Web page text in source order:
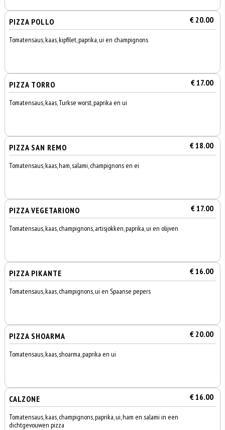
PIZZA POLLO € 20.00
Tomatensaus, kaas, kipfilet, paprika, ui en champignons
PIZZA TORRO € 17.00
Tomatensaus, kaas, Turkse worst, paprika en ui
PIZZA SAN REMO € 18.00
Tomatensaus, kaas, ham, salami, champignons en ei
PIZZA VEGETARIONO € 17.00
Tomatensaus, kaas, champignons, artisjokken, paprika, ui en olijven
PIZZA PIKANTE € 16.00
Tomatensaus, kaas, champignons, ui en Spaanse pepers
PIZZA SHOARMA € 20.00
Tomatensaus, kaas, shoarma, paprika en ui
CALZONE € 16.00
Tomatensaus, kaas, champignons, paprika, ui, ham en salami in een
dichtgevouwen pizza